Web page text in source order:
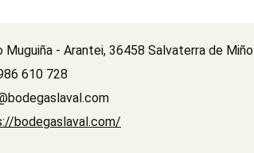
Muguiña - Arantei, 36458 Salvaterra de Miño
610 728
bodegaslaval.com/